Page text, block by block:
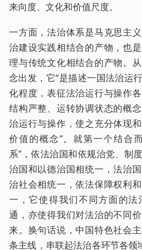
来向度、文化和价值尺度。
一方面，法治体系是马克思主
治建设实践相结合的产物，也
理与传统文化相结合的产物。
念出发，它“是描述一国法治运
化程度，表征法治运行与操作各
结构严整、运转协调状态的概
治运行与操作，使之充分体现
价值的概念”。就第一个结合
系”，依法治国和依规治党、制
治国和以德治国相统一，法治
治社会相统一，依法保障权利
一，它使得我们不同方面的法
通，亦使得我们对法治的不同
来。换句话说，中国特色社会
条主线，串联起法治各环节各领